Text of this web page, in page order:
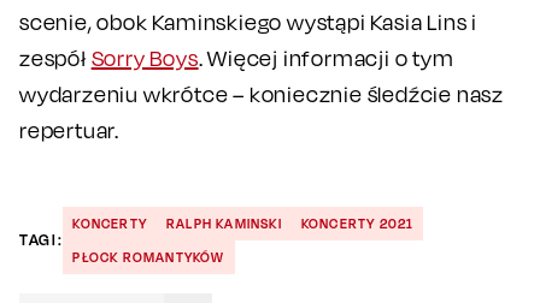
scenie, obok Kaminskiego wystąpi Kasia Lins i
zespółSorry Boys. Więcej informacji o tym
wydarzeniu wkrótce – koniecznie śledźcie nasz
repertuar.
TAGI:
KONCERTY RALPH KAMINSKI
KONCERTY 2021
PŁOCK ROMANTYKÓW